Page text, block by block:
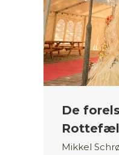
De
Mikkel